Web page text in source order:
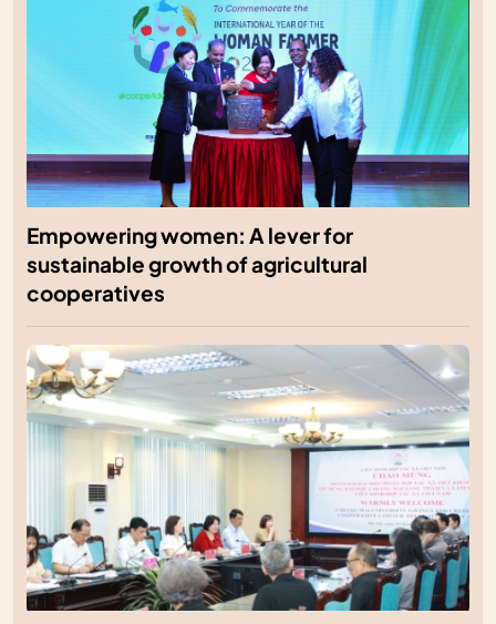
Empowering women: A lever for
sustainable growth of agricultural
cooperatives